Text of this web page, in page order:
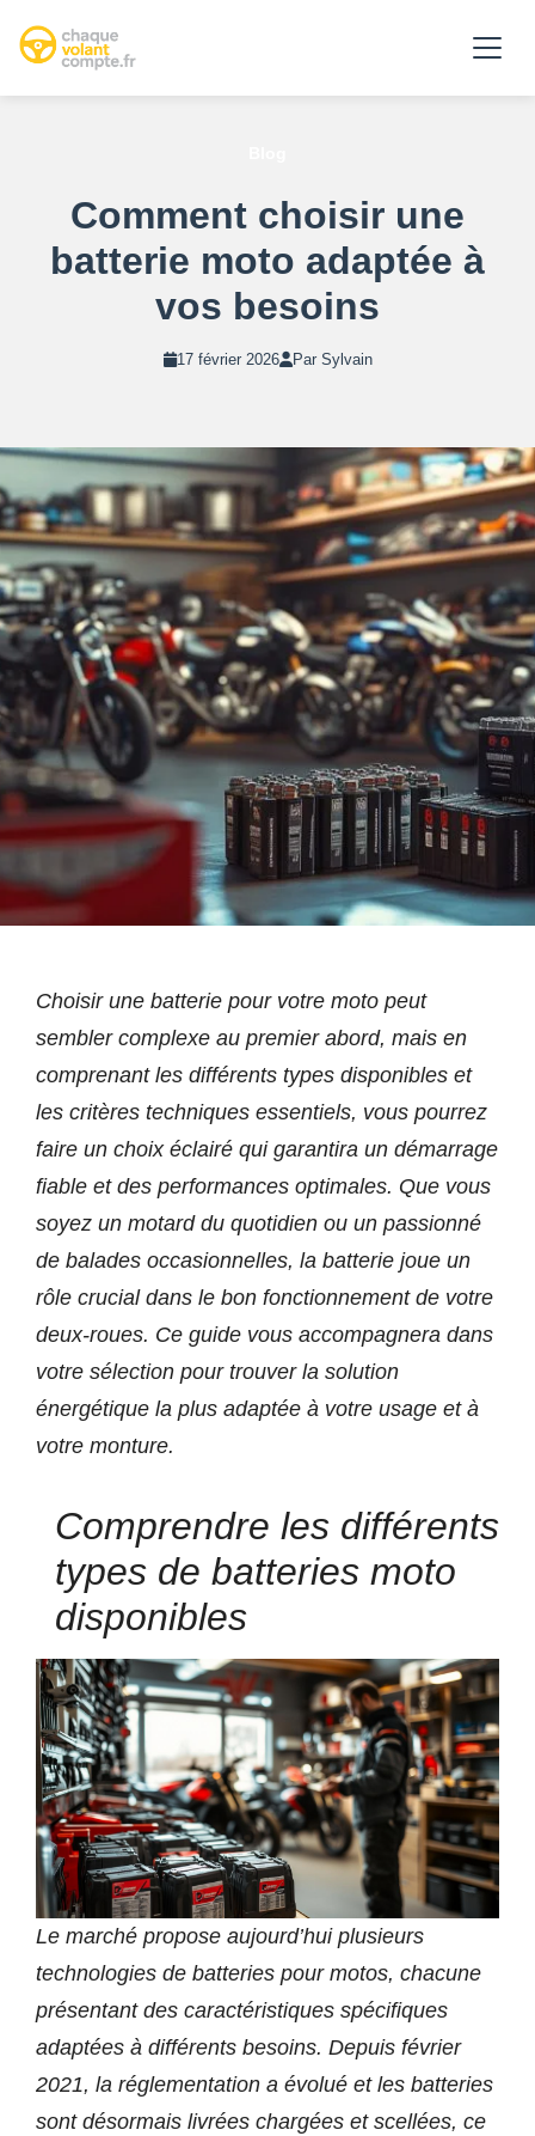
Comment choisir une
batterie moto adaptée à
vos besoins
17 février 2026 Par Sylvain
Choisir une batterie pour votre moto peut
sembler complexe au premier abord, mais en
comprenant les différents types disponibles et
les critères techniques essentiels, vous pourrez
faire un choix éclairé qui garantira un démarrage
fiable et des performances optimales. Que vous
soyez un motard du quotidien ou un passionné
de balades occasionnelles, la batterie joue un
rôle crucial dans le bon fonctionnement de votre
deux-roues. Ce guide vous accompagnera dans
votre sélection pour trouver la solution
énergétique la plus adaptée à votre usage et à
votre monture.
Comprendre les différents
types de batteries moto
disponibles
Le marché propose aujourd’hui plusieurs
technologies de batteries pour motos, chacune
présentant des caractéristiques spécifiques
adaptées à différents besoins. Depuis février
2021, la réglementation a évolué et les batteries
sont désormais livrées chargées et scellées, ce